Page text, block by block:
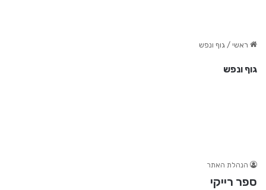
ראשי / גוף ונפש
גוף ונפש
הנהלת האתר
ספר רייקי